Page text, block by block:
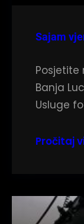
Sajam
Banja
Usluge
Pročitaj